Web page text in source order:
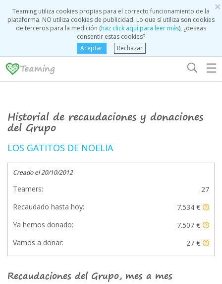
×
Teaming utiliza cookies propias para el correcto funcionamiento de la
plataforma. NO utiliza cookies de publicidad. Lo que sí utiliza son cookies
de terceros para la medición (haz click aquí para leer más), ¿deseas
consentir estas cookies?
Aceptar
Rechazar
☰
Historial de recaudaciones y donaciones
del Grupo
LOS GATITOS DE NOELIA
Creado el 20/10/2012
Teamers:
27
Recaudado hasta hoy:
7.534 €
Ya hemos donado:
7.507 €
Vamos a donar:
27 €
Recaudaciones del Grupo, mes a mes